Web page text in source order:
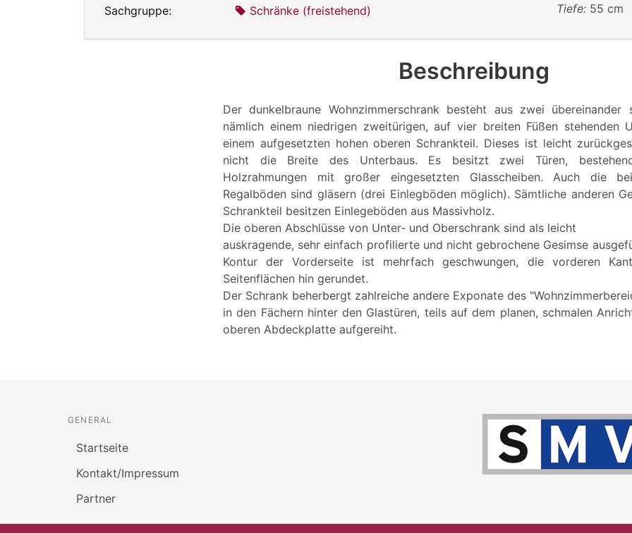
Sachgruppe: Schränke (freistehend)
Tiefe: 55 cm
Beschreibung
Der dunkelbraune Wohnzimmerschrank besteht aus zwei übereinander
nämlich einem niedrigen zweitürigen, auf vier breiten Füßen stehenden
einem aufgesetzten hohen oberen Schrankteil. Dieses ist leicht
nicht die Breite des Unterbaus. Es besitzt zwei Türen,
Holzrahmungen mit großer eingesetzten Glasscheiben. Auch die
Regalböden sind gläsern (drei Einlegböden möglich). Sämtliche anderen
Schrankteil besitzen Einlegeböden aus Massivholz.
Die oberen Abschlüsse von Unter- und Oberschrank sind als leicht
auskragende, sehr einfach profilierte und nicht gebrochene Gesimse
Kontur der Vorderseite ist mehrfach geschwungen, die vorderen
Seitenflächen hin gerundet.
Der Schrank beherbergt zahlreiche andere Exponate des
in den Fächern hinter den Glastüren, teils auf dem planen, schmalen
oberen Abdeckplatte aufgereiht.
GENERAL
Startseite
Kontakt/Impressum
Partner